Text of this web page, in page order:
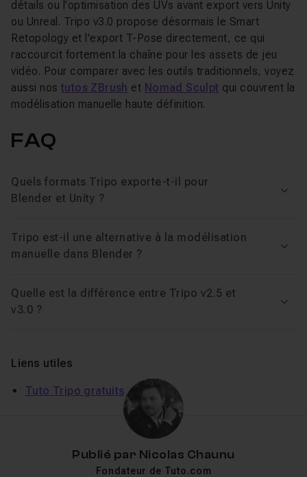
détails ou l'optimisation des UVs avant export vers Unity
ou Unreal. Tripo v3.0 propose désormais le Smart
Retopology et l'export T-Pose directement, ce qui
raccourcit fortement la chaîne pour les assets de jeu
vidéo. Pour comparer avec les outils traditionnels, voyez
aussi nos tutos ZBrush et Nomad Sculpt qui couvrent la
modélisation manuelle haute définition.
FAQ
Quels formats Tripo exporte-t-il pour
Blender et Unity ?
Tripo est-il une alternative à la modélisation
manuelle dans Blender ?
Quelle est la différence entre Tripo v2.5 et
v3.0 ?
Liens utiles
Tuto Tripo gratuits
Publié par Nicolas Chaunu
Fondateur de Tuto.com